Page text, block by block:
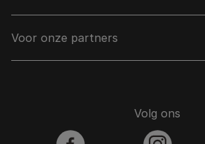
Voor onze partners
Volg ons